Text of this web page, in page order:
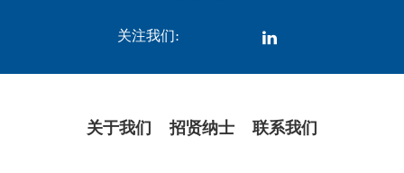
关注我们:
关于我们 招贤纳士 联系我们